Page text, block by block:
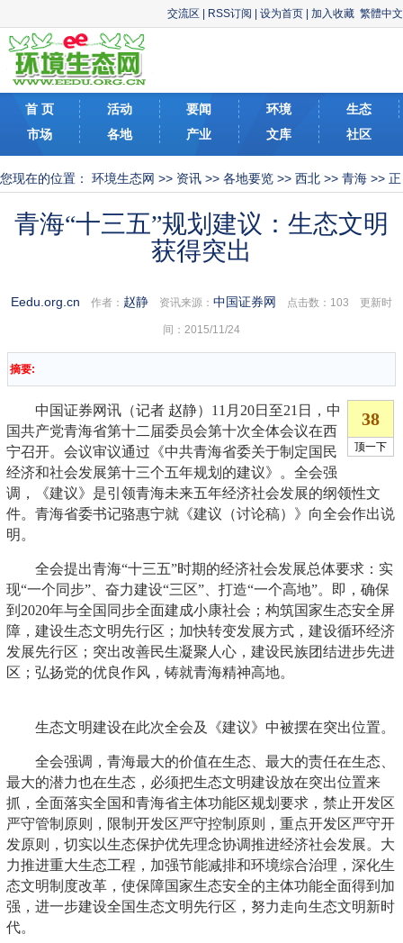
交流区 RSS订阅 设为首页 加入收藏 繁體中文
首 页 活动 要闻 环境
生态
市场
各地 产业 文库 社区
您现在的位置： 环境生态网 >> 资讯 >> 各地要览 >> 西北 >> 青海 >> 正
青海“十三五”规划建议：生态文明
获得突出
Eedu.org.cn 作者： 赵静资讯来源： 中国证券网 点击数： 103 更新时
间：2015/11/24
摘要:
中国证券网讯（记者 赵静）11月20日至21日，中
国共产党青海省第十二届委员会第十次全体会议在西
宁召开。会议审议通过《中共青海省委关于制定国民
经济和社会发展第十三个五年规划的建议》。全会强
调，《建议》是引领青海未来五年经济社会发展的纲领性文
件。青海省委书记骆惠宁就《建议（讨论稿）》向全会作出说
明。
全会提出青海“十三五”时期的经济社会发展总体要求：实
现“一个同步”、奋力建设“三区”、打造“一个高地”。即，确保
到2020年与全国同步全面建成小康社会；构筑国家生态安全屏
障，建设生态文明先行区；加快转变发展方式，建设循环经济
发展先行区；突出改善民生凝聚人心，建设民族团结进步先进
区；弘扬党的优良作风，铸就青海精神高地。
生态文明建设在此次全会及《建议》中被摆在突出位置。
全会强调，青海最大的价值在生态、最大的责任在生态、
最大的潜力也在生态，必须把生态文明建设放在突出位置来
抓，全面落实全国和青海省主体功能区规划要求，禁止开发区
严守管制原则，限制开发区严守控制原则，重点开发区严守开
发原则，切实以生态保护优先理念协调推进经济社会发展。大
力推进重大生态工程，加强节能减排和环境综合治理，深化生
态文明制度改革，使保障国家生态安全的主体功能全面得到加
强，进一步建设全国生态文明先行区，努力走向生态文明新时
代。